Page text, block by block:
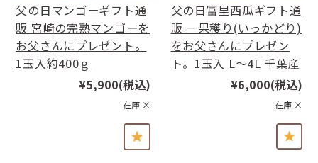
父の日マンゴーギフト通
販 宮崎の完熟マンゴーを
お父さんにプレゼント。
1玉入約400ｇ
¥5,900(税込)
在庫 ×
父の日富里西瓜ギフト通
販 一果穫り(いっかどり)
をお父さんにプレゼン
ト。1玉入 L〜4L 千葉産
¥6,000(税込)
在庫 ×